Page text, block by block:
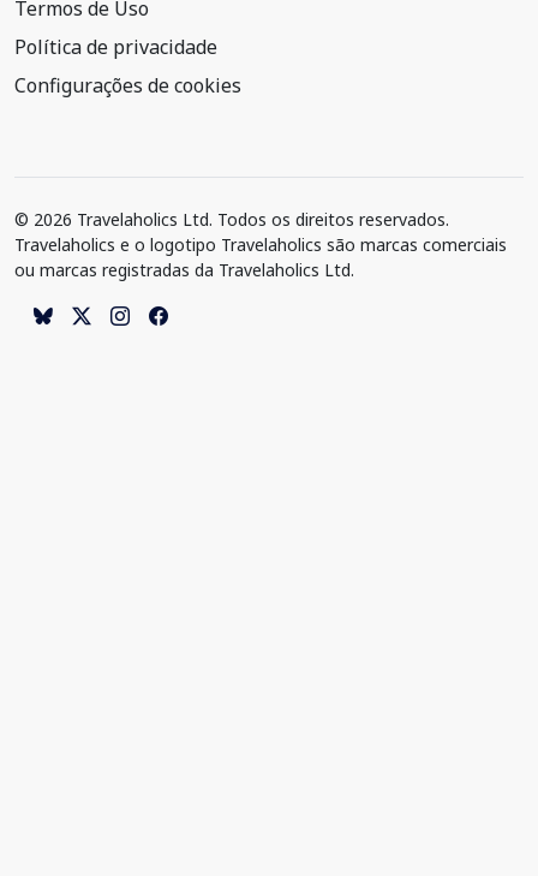
Termos de Uso
Política de privacidade
Configurações de cookies
© 2026 Travelaholics Ltd. Todos os direitos reservados.
Travelaholics e o logotipo Travelaholics são marcas comerciais
ou marcas registradas da Travelaholics Ltd.